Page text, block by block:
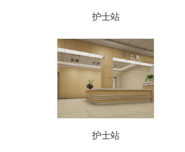
护士站
护士站